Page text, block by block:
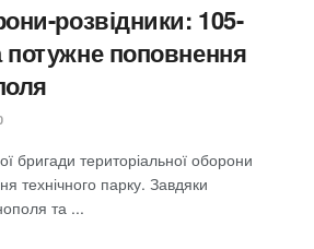
розвідники: 105-
поповнення
бригади територіальної оборони
технічного парку. Завдяки
та ...